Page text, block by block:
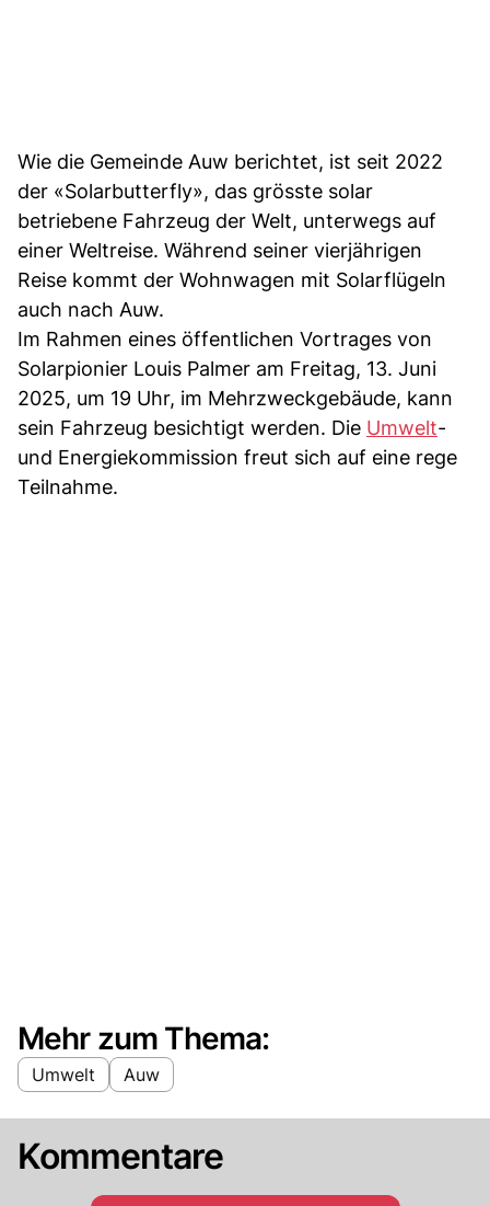
Wie die Gemeinde Auw berichtet, ist seit 2022
der «Solarbutterfly», das grösste solar
betriebene Fahrzeug der Welt, unterwegs auf
einer Weltreise. Während seiner vierjährigen
Reise kommt der Wohnwagen mit Solarflügeln
auch nach Auw.
Im Rahmen eines öffentlichen Vortrages von
Solarpionier Louis Palmer am Freitag, 13. Juni
2025, um 19 Uhr, im Mehrzweckgebäude, kann
sein Fahrzeug besichtigt werden. Die Umwelt-
und Energiekommission freut sich auf eine rege
Teilnahme.
Mehr zum Thema:
Umwelt Auw
Kommentare